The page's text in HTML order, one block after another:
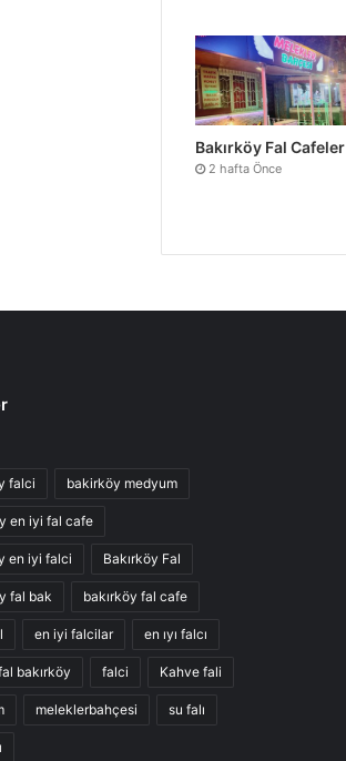
Bakırköy Fal Cafeler
2 hafta Önce
falci bakirköy medyum
en iyi fal cafe
en iyi falci Bakırköy Fal
fal bak bakırköy fal cafe
en iyi falcilar en ıyı falcı
bakırköy falci Kahve fali
meleklerbahçesi su falı